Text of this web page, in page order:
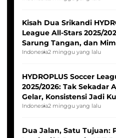
Kisah Dua Srikandi
League All-Stars 2025/
Sarung Tangan, dan
Pernah Padam
Indonesia2 minggu yang lalu
HYDROPLUS Soccer
2025/2026: Tak Sekadar
Gelar, Konsistensi Jadi
Indonesia2 minggu yang lalu
Dua Jalan, Satu Tujuan: